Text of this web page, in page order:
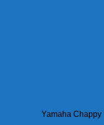
Yamaha Chappy